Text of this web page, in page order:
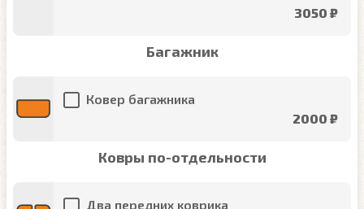
3050 ₽
Багажник
Ковер багажника
2000 ₽
Ковры по-отдельности
Два передних коврика